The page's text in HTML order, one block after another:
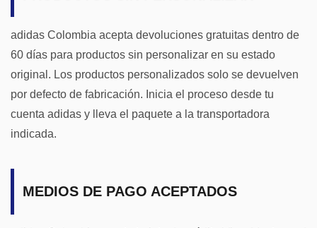
adidas Colombia acepta devoluciones gratuitas dentro de
60 días para productos sin personalizar en su estado
original. Los productos personalizados solo se devuelven
por defecto de fabricación. Inicia el proceso desde tu
cuenta adidas y lleva el paquete a la transportadora
indicada.
MEDIOS DE PAGO ACEPTADOS